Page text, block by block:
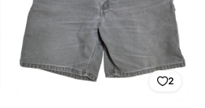
2